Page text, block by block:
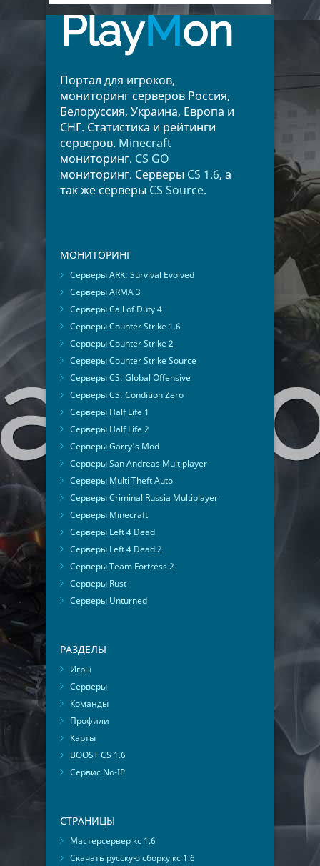
PlayMon
Портал для игроков,
мониторинг серверов Россия,
Белоруссия, Украина, Европа и
СНГ. Статистика и рейтинги
серверов. Minecraft
мониторинг. CS GO
мониторинг. Серверы CS 1.6, а
так же серверы CS Source.
МОНИТОРИНГ
Серверы ARK: Survival Evolved
Серверы ARMA 3
Серверы Call of Duty 4
Серверы Counter Strike 1.6
Серверы Counter Strike 2
Серверы Counter Strike Source
Серверы CS: Global Offensive
Серверы CS: Condition Zero
Серверы Half Life 1
Серверы Half Life 2
Серверы Garry's Mod
Серверы San Andreas Multiplayer
Серверы Multi Theft Auto
Серверы Criminal Russia Multiplayer
Серверы Minecraft
Серверы Left 4 Dead
Серверы Left 4 Dead 2
Серверы Team Fortress 2
Серверы Rust
Серверы Unturned
РАЗДЕЛЫ
Игры
Серверы
Команды
Профили
Карты
BOOST CS 1.6
Сервис No-IP
СТРАНИЦЫ
Мастерсервер кс 1.6
Скачать русскую сборку кс 1.6